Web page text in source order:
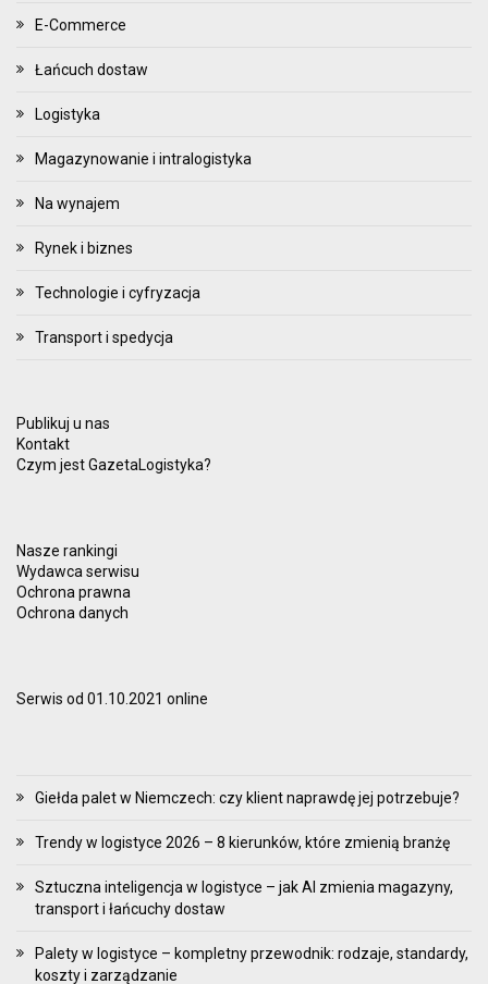
E-Commerce
Łańcuch dostaw
Logistyka
Magazynowanie i intralogistyka
Na wynajem
Rynek i biznes
Technologie i cyfryzacja
Transport i spedycja
Publikuj u nas
Kontakt
Czym jest GazetaLogistyka?
Nasze rankingi
Wydawca serwisu
Ochrona prawna
Ochrona danych
Serwis od 01.10.2021 online
Giełda palet w Niemczech: czy klient naprawdę jej potrzebuje?
Trendy w logistyce 2026 – 8 kierunków, które zmienią branżę
Sztuczna inteligencja w logistyce – jak AI zmienia magazyny,
transport i łańcuchy dostaw
Palety w logistyce – kompletny przewodnik: rodzaje, standardy,
koszty i zarządzanie